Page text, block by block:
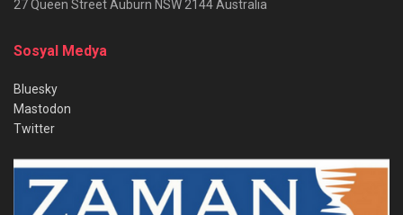
27 Queen Street Auburn NSW 2144 Australia
Sosyal Medya
Bluesky
Mastodon
Twitter